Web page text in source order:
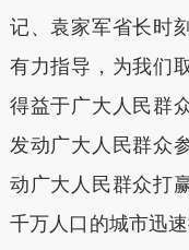
记、袁家军省长时
有力指导，为我们
得益于广大人民群
发动广大人民群众
动广大人民群众打
千万人口的城市迅